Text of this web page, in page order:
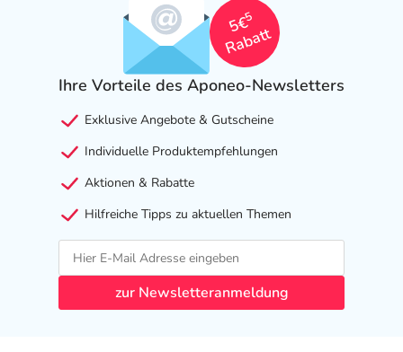
5€
5
Rabatt
Ihre Vorteile des Aponeo-Newsletters
Exklusive Angebote & Gutscheine
Individuelle Produktempfehlungen
Aktionen & Rabatte
Hilfreiche Tipps zu aktuellen Themen
zur Newsletteranmeldung